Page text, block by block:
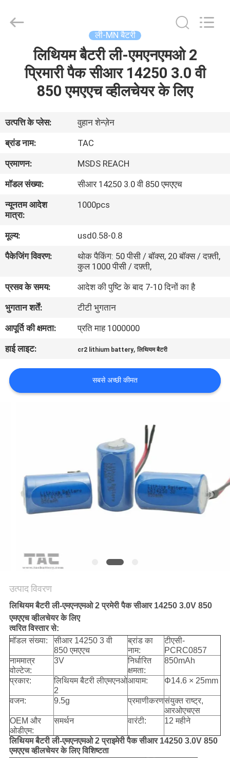
वीडियो
बारे
में
कारखाना
भ्रमण
नियंत्रण
संपर्क
करें
समाचार
की
विनती
साइटमैप
PRIVACY
POLICY
Energy
ली-MN बैटरी
लिथियम बैटरी ली-एमएनएमओ 2
प्रिमारी पैक सीआर 14250 3.0 वी
850 एमएएच व्हीलचेयर के लिए
उत्पत्ति के प्लेस:
वुहान शेन्ज़ेन
ब्रांड नाम:
TAC
प्रमाणन:
MSDS REACH
मॉडल संख्या:
सीआर 14250 3.0 वी 850 एमएएच
न्यूनतम आदेश
मात्रा:
1000pcs
मूल्य:
usd0.58-0.8
पैकेजिंग विवरण:
थोक पैकिंग: 50 पीसी / बॉक्स, 20 बॉक्स / दफ़्ती,
कुल 1000 पीसी / दफ़्ती,
प्रसव के समय:
आदेश की पुष्टि के बाद 7-10 दिनों का है
भुगतान शर्तें:
टीटी भुगतान
आपूर्ति की क्षमता:
प्रति माह 1000000
हाई लाइट:
cr2 lithium battery,लिथियम बैटरी
सबसे अच्छी कीमत
उत्पाद विवरण
लिथियम बैटरी ली-एमएनएमओ 2 प्रमेरी पैक सीआर 14250 3.0V 850
एमएएच व्हीलचेयर के लिए
त्वरित विस्तार से:
मॉडल संख्या:
सीआर 14250 3 वी
850 एमएएच
ब्रांड का
नाम:
टीएसी-
PCRC0857
नाममात्र
वोल्टेज:
3V
निर्धारित
क्षमता:
850mAh
प्रकार:
लिथियम बैटरी लीएमएनओ
2
आयाम: Φ14.6 × 25mm
वजन: 9.5g प्रमाणीकरणसंयुक्त राष्ट्र,
आरओएचएस
OEM और
ओडीएम:
समर्थन वारंटी: 12 महीने
लिथियम बैटरी ली-एमएनएमओ 2 प्राइमेरी पैक सीआर 14250 3.0V 850
एमएएच व्हीलचेयर के लिए विशिष्टता